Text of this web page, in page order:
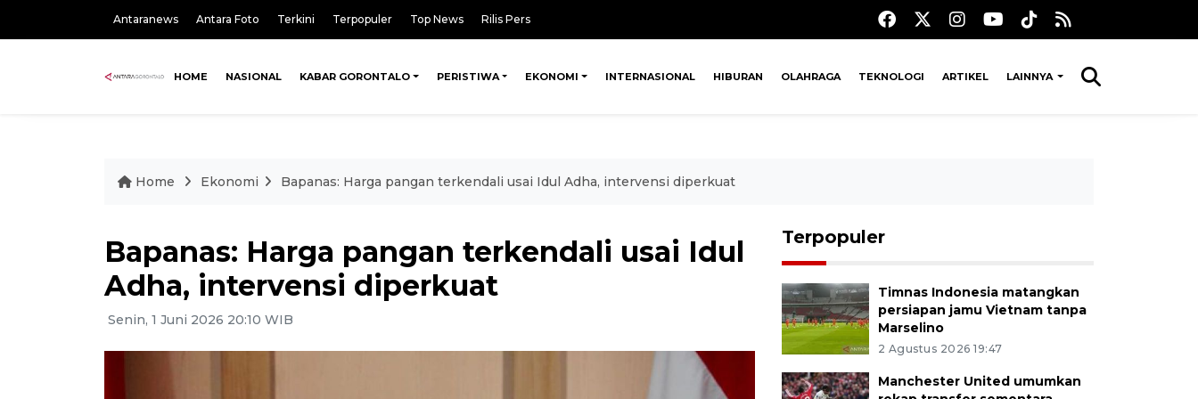
Antaranews Antara Foto Terkini Terpopuler Top News Rilis Pers
HOME NASIONAL KABAR GORONTALO PERISTIWA EKONOMI INTERNASIONAL HIBURAN OLAHRAGA TEKNOLOGI ARTIKEL LAINNYA
Home Ekonomi Bapanas: Harga pangan terkendali usai Idul Adha, intervensi diperkuat
Bapanas: Harga pangan terkendali usai Idul
Adha, intervensi diperkuat
Senin, 1 Juni 2026 20:10 WIB
Terpopuler
Timnas Indonesia matangkan
persiapan jamu Vietnam tanpa
Marselino
2 Agustus 2026 19:47
Manchester United umumkan